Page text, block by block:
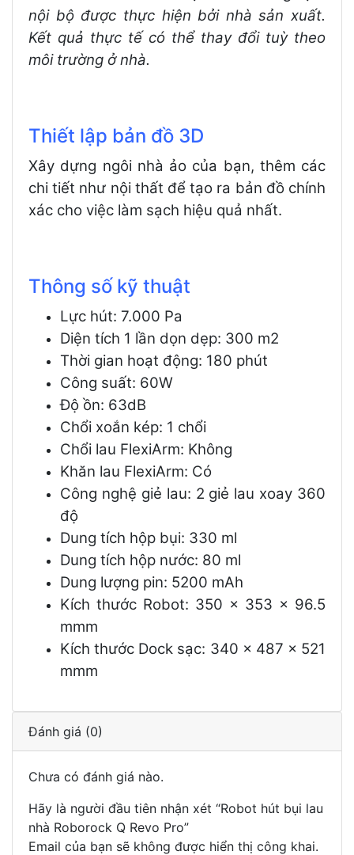
nội bộ được thực hiện bởi nhà sản xuất.
Kết quả thực tế có thể thay đổi tuỳ theo
môi trường ở nhà.
Thiết lập bản đồ 3D
Xây dựng ngôi nhà ảo của bạn, thêm các
chi tiết như nội thất để tạo ra bản đồ chính
xác cho việc làm sạch hiệu quả nhất.
Thông số kỹ thuật
Lực hút: 7.000 Pa
Diện tích 1 lần dọn dẹp: 300 m2
Thời gian hoạt động: 180 phút
Công suất: 60W
Độ ồn: 63dB
Chổi xoắn kép: 1 chổi
Chổi lau FlexiArm: Không
Khăn lau FlexiArm: Có
Công nghệ giẻ lau: 2 giẻ lau xoay 360
độ
Dung tích hộp bụi: 330 ml
Dung tích hộp nước: 80 ml
Dung lượng pin: 5200 mAh
Kích thước Robot: 350 x 353 x 96.5
mmm
Kích thước Dock sạc: 340 x 487 x 521
mmm
Đánh giá (0)
Chưa có đánh giá nào.
Hãy là người đầu tiên nhận xét “Robot hút bụi lau
nhà Roborock Q Revo Pro”
Email của bạn sẽ không được hiển thị công khai.